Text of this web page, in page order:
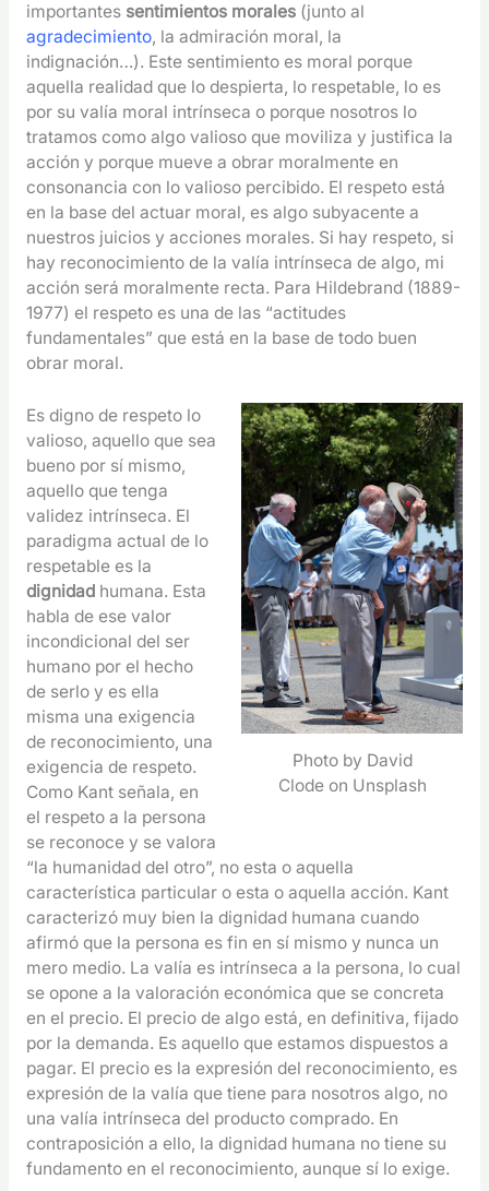
importantessentimientos morales(junto al
agradecimiento, la admiración moral, la
indignación…). Este sentimiento es moral porque
aquella realidad que lo despierta, lo respetable, lo es
por su valía moral intrínseca o porque nosotros lo
tratamos como algo valioso que moviliza y justifica la
acción y porque mueve a obrar moralmente en
consonancia con lo valioso percibido. El respeto está
en la base del actuar moral, es algo subyacente a
nuestros juicios y acciones morales. Si hay respeto, si
hay reconocimiento de la valía intrínseca de algo, mi
acción será moralmente recta. Para Hildebrand (1889-
1977) el respeto es una de las “actitudes
fundamentales” que está en la base de todo buen
obrar moral.
Photo by David
Clode on Unsplash
Es digno de respeto lo
valioso, aquello que sea
bueno por sí mismo,
aquello que tenga
validez intrínseca. El
paradigma actual de lo
respetable es la
dignidadhumana. Esta
habla de ese valor
incondicional del ser
humano por el hecho
de serlo y es ella
misma una exigencia
de reconocimiento, una
exigencia de respeto.
Como Kant señala, en
el respeto a la persona
se reconoce y se valora
“la humanidad del otro”, no esta o aquella
característica particular o esta o aquella acción. Kant
caracterizó muy bien la dignidad humana cuando
afirmó que la persona es fin en sí mismo y nunca un
mero medio. La valía es intrínseca a la persona, lo cual
se opone a la valoración económica que se concreta
en el precio. El precio de algo está, en definitiva, fijado
por la demanda. Es aquello que estamos dispuestos a
pagar. El precio es la expresión del reconocimiento, es
expresión de la valía que tiene para nosotros algo, no
una valía intrínseca del producto comprado. En
contraposición a ello, la dignidad humana no tiene su
fundamento en el reconocimiento, aunque sí lo exige.